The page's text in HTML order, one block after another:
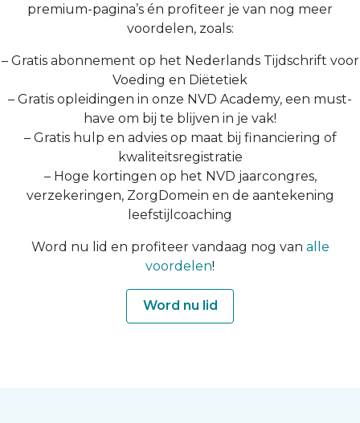
premium-pagina’s én profiteer je van nog meer
voordelen, zoals:
– Gratis abonnement op het Nederlands Tijdschrift voor
Voeding en Diëtetiek
– Gratis opleidingen in onze NVD Academy, een must-
have om bij te blijven in je vak!
– Gratis hulp en advies op maat bij financiering of
kwaliteitsregistratie
– Hoge kortingen op het NVD jaarcongres,
verzekeringen, ZorgDomein en de aantekening
leefstijlcoaching
Word nu lid en profiteer vandaag nog van alle
voordelen!
Word nu lid